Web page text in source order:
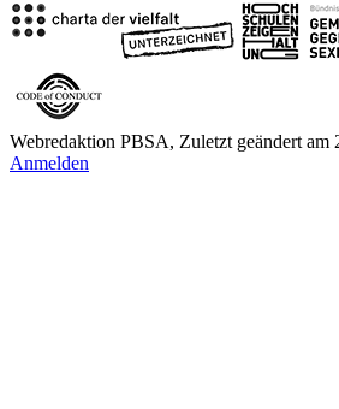
Webredaktion PBSA, Zuletzt geändert am
Anmelden